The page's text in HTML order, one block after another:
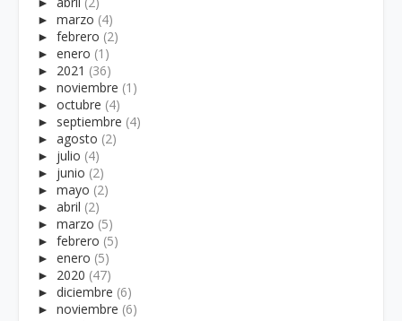
► marzo (4)
► febrero (2)
► enero (1)
► 2021 (36)
► noviembre (1)
► octubre (4)
► septiembre (4)
► agosto (2)
► julio (4)
► junio (2)
► mayo (2)
► abril (2)
► marzo (5)
► febrero (5)
► enero (5)
► 2020 (47)
► diciembre (6)
► noviembre (6)